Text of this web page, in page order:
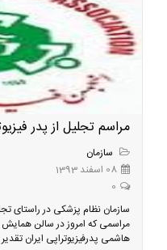
مراسم تجلیل از پدر
سازمان
08 اسفند 1393
0
سازمان نظام پزشکی در راستای
مراسمی که امروز در سالن همایش
هاشمی پدرفیزیوتراپی ایران